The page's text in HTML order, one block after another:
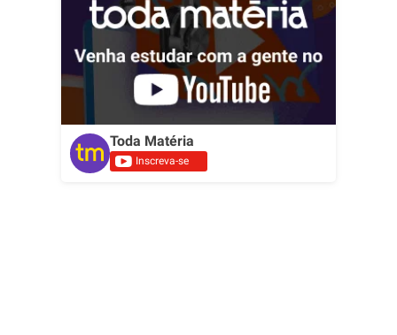
Toda Matéria
Inscreva-se